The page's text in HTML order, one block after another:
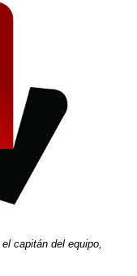
capitán del equipo,